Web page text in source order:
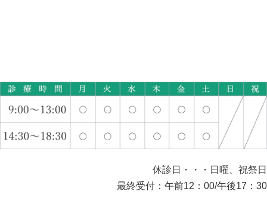
休診日・・・日曜、祝祭日
最終受付：午前12：00/午後17：30